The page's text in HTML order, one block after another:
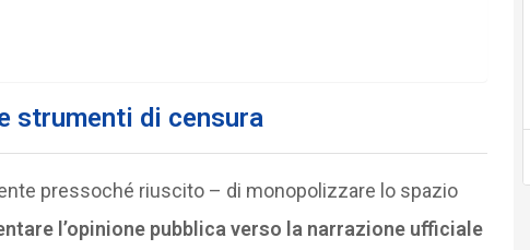
strumenti di censura
pressoché riuscito – di monopolizzare lo spazio
l’opinione pubblica verso la narrazione ufficiale